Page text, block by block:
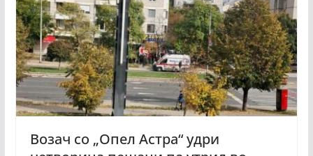
Возач со „Опел Астра“ удри